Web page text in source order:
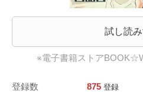
試し読
※電子書籍ストア
登録数 875 登録